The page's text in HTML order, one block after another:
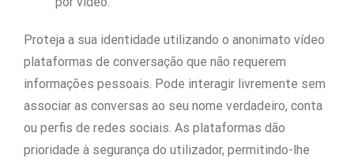
Proteja a sua identidade utilizando o anonimato vídeo
plataformas de conversação que não requerem
informações pessoais. Pode interagir livremente sem
associar as conversas ao seu nome verdadeiro, conta
ou perfis de redes sociais. As plataformas dão
prioridade à segurança do utilizador, permitindo-lhe